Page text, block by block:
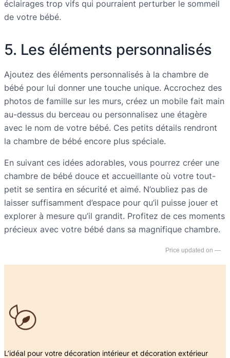
éclairages trop vifs qui pourraient perturber le sommeil
de votre bébé.
5. Les éléments personnalisés
Ajoutez des éléments personnalisés à la chambre de
bébé pour lui donner une touche unique. Accrochez des
photos de famille sur les murs, créez un mobile fait main
au-dessus du berceau ou personnalisez une étagère
avec le nom de votre bébé. Ces petits détails rendront
la chambre de bébé encore plus spéciale.
En suivant ces idées adorables, vous pourrez créer une
chambre de bébé douce et accueillante où votre tout-
petit se sentira en sécurité et aimé. N’oubliez pas de
laisser suffisamment d’espace pour qu’il puisse jouer et
explorer à mesure qu’il grandit. Profitez de ces moments
précieux avec votre bébé dans sa magnifique chambre.
—
L’idéal pour votre décoration intérieur et décoration extérieur